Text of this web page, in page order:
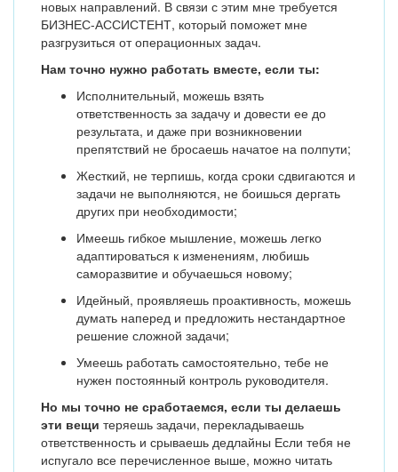
новых направлений. В связи с этим мне требуется
БИЗНЕС-АССИСТЕНТ, который поможет мне
разгрузиться от операционных задач.
Нам точно нужно работать вместе, если ты:
Исполнительный, можешь взять
ответственность за задачу и довести ее до
результата, и даже при возникновении
препятствий не бросаешь начатое на полпути;
Жесткий, не терпишь, когда сроки сдвигаются и
задачи не выполняются, не боишься дергать
других при необходимости;
Имеешь гибкое мышление, можешь легко
адаптироваться к изменениям, любишь
саморазвитие и обучаешься новому;
Идейный, проявляешь проактивность, можешь
думать наперед и предложить нестандартное
решение сложной задачи;
Умеешь работать самостоятельно, тебе не
нужен постоянный контроль руководителя.
Но мы точно не сработаемся, если ты делаешь
эти вещи теряешь задачи, перекладываешь
ответственность и срываешь дедлайны Если тебя не
испугало все перечисленное выше, можно читать